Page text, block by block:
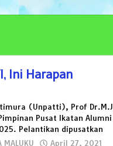
Ini Harapan
(Unpatti), Prof Dr.M.J
Pusat Ikatan Alumni
Pelantikan dipusatkan
MALUKU April 27, 2021